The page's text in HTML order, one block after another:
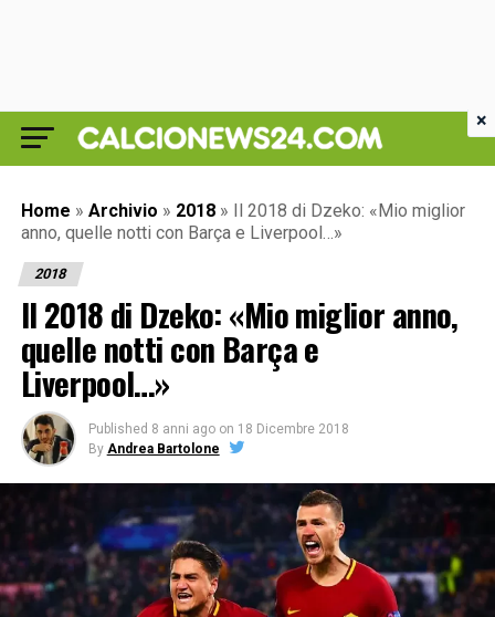
Home » Archivio » 2018 » Il 2018 di Dzeko: «Mio miglior
anno, quelle notti con Barça e Liverpool…»
2018
Il 2018 di Dzeko: «Mio miglior anno,
quelle notti con Barça e
Liverpool…»
Published 8 anni ago on 18 Dicembre 2018
By Andrea Bartolone
×